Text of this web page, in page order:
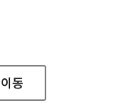
이동